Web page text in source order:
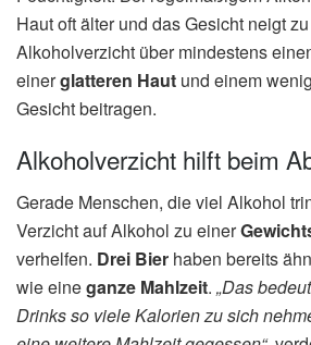
Haut oft älter und das Gesicht neigt
Alkoholverzicht über mindestens
einerglatteren Haut und einem
Gesicht beitragen.
Alkoholverzicht hilft beim
Gerade Menschen, die viel Alkohol
Verzicht auf Alkohol zu einer
verhelfen. Drei Bier haben bereits
wie eineganze Mahlzeit. „Das
Drinks so viele Kalorien zu sich